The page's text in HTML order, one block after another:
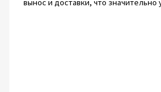
вынос и доставки, что значительно